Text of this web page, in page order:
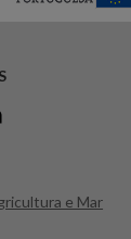
e Mar